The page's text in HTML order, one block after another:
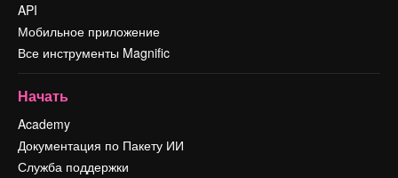
API
Мобильное приложение
Все инструменты Magnific
Начать
Academy
Документация по Пакету ИИ
Служба поддержки